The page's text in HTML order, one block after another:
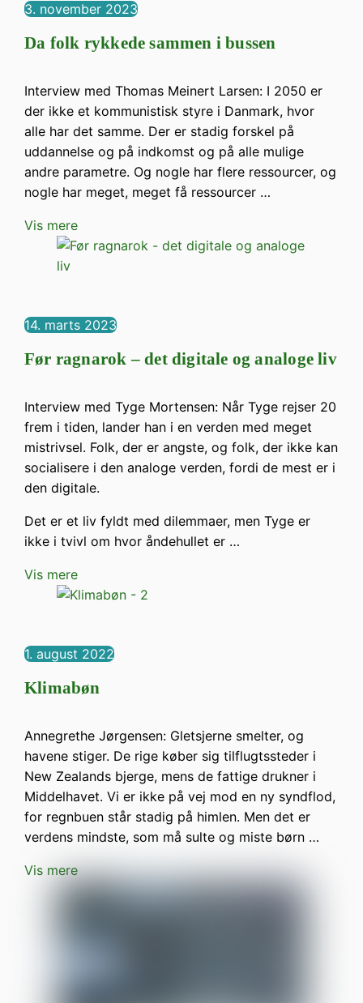
3. november 2023
Da folk rykkede sammen i bussen
Interview med Thomas Meinert Larsen: I 2050 er
der ikke et kommunistisk styre i Danmark, hvor
alle har det samme. Der er stadig forskel på
uddannelse og på indkomst og på alle mulige
andre parametre. Og nogle har flere ressourcer, og
nogle har meget, meget få ressourcer …
Vis mere
14. marts 2023
Før ragnarok – det digitale og analoge liv
Interview med Tyge Mor­ten­sen: Når Tyge rejser 20
frem i tiden, lander han i en verden med meget
mistrivsel. Folk, der er angste, og folk, der ikke kan
socialisere i den analoge verden, fordi de mest er i
den digitale.
Det er et liv fyldt med dilemmaer, men Tyge er
ikke i tvivl om hvor åndehullet er …
Vis mere
1. august 2022
Klimabøn
Annegrethe Jørgensen: Gletsjerne smelter, og
havene stiger. De rige køber sig tilflugtssteder i
New Zealands bjerge, mens de fattige drukner i
Middelhavet. Vi er ikke på vej mod en ny syndflod,
for regnbuen står stadig på himlen. Men det er
verdens mindste, som må sulte og mis­te børn …
Vis mere